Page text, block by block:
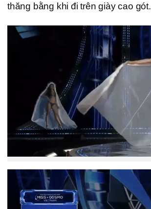
thăng bằng khi đi trên giày cao gót.